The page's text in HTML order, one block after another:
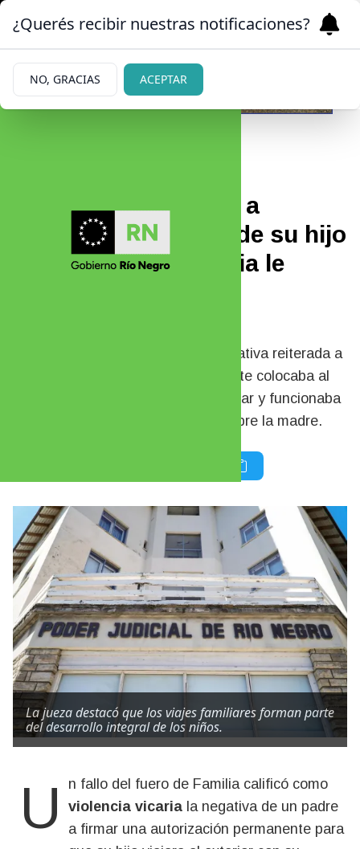
Un padre se negaba a
autorizar los viajes de su hijo
al exterior: la Justicia le
La magistrada entendió que la negativa reiterada a
otorgar una autorización permanente colocaba al
niño en el centro del conflicto familiar y funcionaba
como un mecanismo de presión sobre la madre.
La jueza destacó que los viajes familiares forman parte
del desarrollo integral de los niños.
Un fallo del fuero de Familia calificó como
violencia vicaria la negativa de un padre
a firmar una autorización permanente para
¿Querés recibir nuestras notificaciones?
NO, GRACIAS ACEPTAR